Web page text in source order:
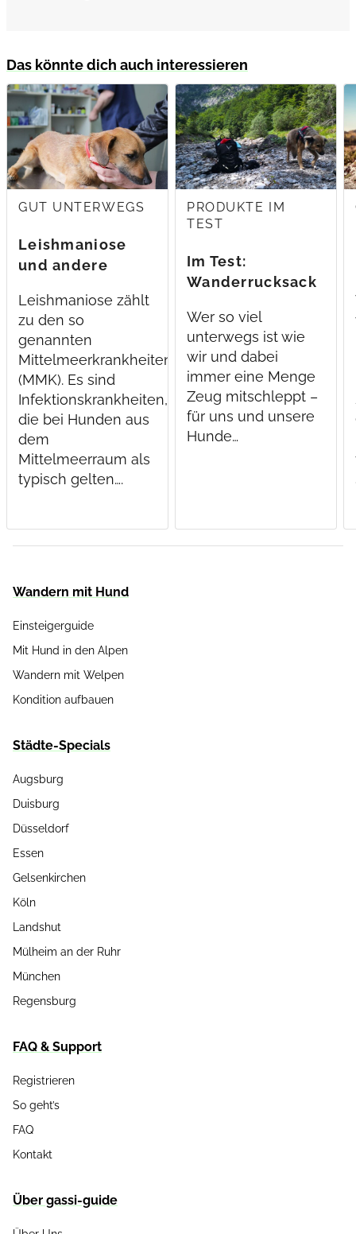
Das könnte dich auch interessieren
GUT UNTERWEGS
Leishmaniose
und andere
Mittelmeerkrankheiten
Leishmaniose zählt
zu den so
genannten
Mittelmeerkrankheiten
(MMK). Es sind
Infektionskrankheiten,
die bei Hunden aus
dem
Mittelmeerraum als
typisch gelten….
PRODUKTE IM
TEST
Im Test:
Wanderrucksack
Valkental
Wer so viel
unterwegs ist wie
wir und dabei
immer eine Menge
Zeug mitschleppt –
für uns und unsere
Hunde…
Wandern mit Hund
Einsteigerguide
Mit Hund in den Alpen
Wandern mit Welpen
Kondition aufbauen
Städte-Specials
Augsburg
Duisburg
Düsseldorf
Essen
Gelsenkirchen
Köln
Landshut
Mülheim an der Ruhr
München
Regensburg
FAQ & Support
Registrieren
So geht’s
FAQ
Kontakt
Über gassi-guide